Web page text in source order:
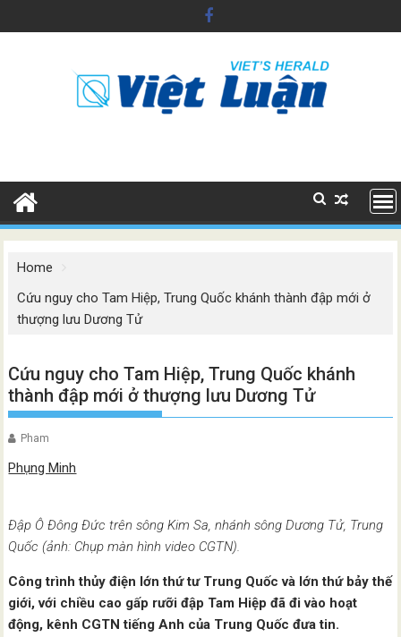
to
Home
Cứu nguy cho Tam Hiệp, Trung Quốc khánh thành đập mới ở
thượng lưu Dương Tử
Cứu nguy cho Tam Hiệp, Trung Quốc khánh
thành đập mới ở thượng lưu Dương Tử
Pham
Phụng Minh
Đập Ô Đông Đức trên sông Kim Sa, nhánh sông Dương Tử, Trung
Quốc (ảnh: Chụp màn hình video CGTN).
Công trình thủy điện lớn thứ tư Trung Quốc và lớn thứ bảy thế
giới, với chiều cao gấp rưỡi đập Tam Hiệp đã đi vào hoạt
động, kênh CGTN tiếng Anh của Trung Quốc đưa tin.